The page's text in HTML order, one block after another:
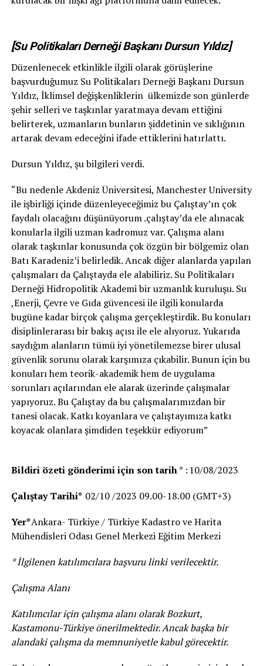
[Su Politikaları Derneği Başkanı Dursun Yıldız]
Düzenlenecek etkinlikle ilgili olarak görüşlerine
başvurduğumuz Su Politikaları Derneği Başkanı Dursun
Yıldız, İklimsel değişkenliklerin ülkemizde son günlerde
şehir selleri ve taşkınlar yaratmaya devam ettiğini
belirterek, uzmanların bunların şiddetinin ve sıklığının
artarak devam edeceğini ifade ettiklerini hatırlattı.
Dursun Yıldız, şu bilgileri verdi.
“Bu nedenle Akdeniz Üniversitesi, Manchester University
ile işbirliği içinde düzenleyeceğimiz bu Çalıştay’ın çok
faydalı olacağını düşünüyorum .çalıştay’da ele alınacak
konularla ilgili uzman kadromuz var. Çalışma alanı
olarak taşkınlar konusunda çok özgün bir bölgemiz olan
Batı Karadeniz’i belirledik. Ancak diğer alanlarda yapılan
çalışmaları da Çalıştayda ele alabiliriz. Su Politikaları
Derneği Hidropolitik Akademi bir uzmanlık kuruluşu. Su
,Enerji, Çevre ve Gıda güvencesi ile ilgili konularda
bugüne kadar birçok çalışma gerçekleştirdik. Bu konuları
disiplinlerarası bir bakış açısı ile ele alıyoruz. Yukarıda
saydığım alanların tümü iyi yönetilemezse birer ulusal
güvenlik sorunu olarak karşımıza çıkabilir. Bunun için bu
konuları hem teorik-akademik hem de uygulama
sorunları açılarından ele alarak üzerinde çalışmalar
yapıyoruz. Bu Çalıştay da bu çalışmalarımızdan bir
tanesi olacak. Katkı koyanlara ve çalıştayımıza katkı
koyacak olanlara şimdiden teşekkür ediyorum”
Bildiri özeti gönderimi için son tarih* : 10/08/2023
Çalıştay Tarihi* 02/10 /2023 09.00-18.00 (GMT+3)
Yer*Ankara- Türkiye / Türkiye Kadastro ve Harita
Mühendisleri Odası Genel Merkezi Eğitim Merkezi
* İlgilenen katılımcılara başvuru linki verilecektir.
Çalışma Alanı
Katılımcılar için çalışma alanı olarak Bozkurt,
Kastamonu-Türkiye önerilmektedir. Ancak başka bir
alandaki çalışma da memnuniyetle kabul görecektir.